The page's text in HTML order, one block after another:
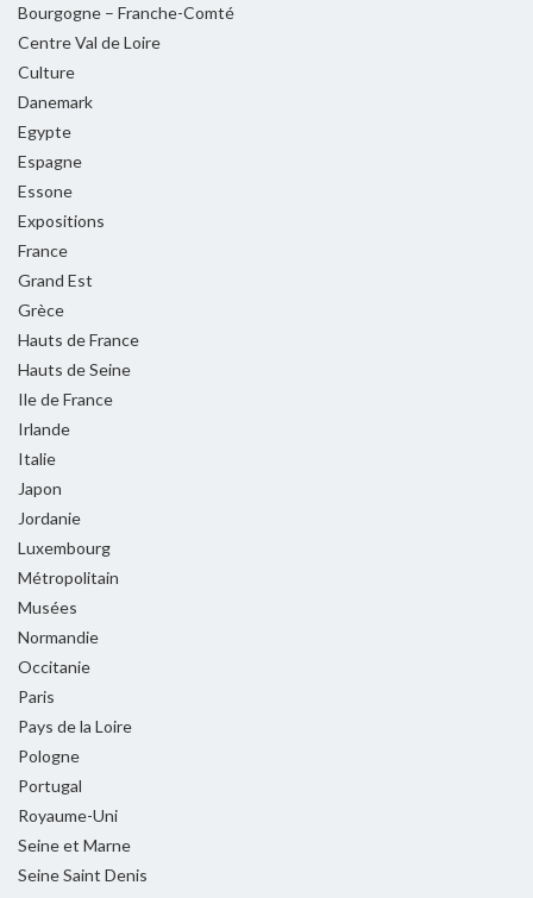
Bourgogne – Franche-Comté
Centre Val de Loire
Culture
Danemark
Egypte
Espagne
Essone
Expositions
France
Grand Est
Grèce
Hauts de France
Hauts de Seine
Ile de France
Irlande
Italie
Japon
Jordanie
Luxembourg
Métropolitain
Musées
Normandie
Occitanie
Paris
Pays de la Loire
Pologne
Portugal
Royaume-Uni
Seine et Marne
Seine Saint Denis